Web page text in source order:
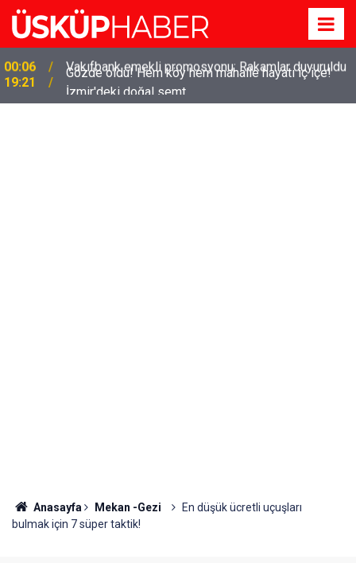
19:21
Gözde oldu! Hem köy hem mahalle hayatı iç içe!
İzmir'deki doğal semt
Anasayfa Mekan -Gezi
En düşük ücretli uçuşları
bulmak için 7 süper taktik!